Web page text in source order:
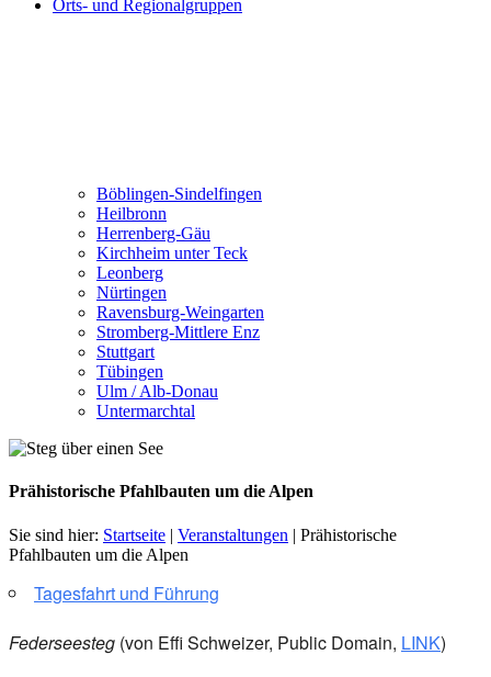
Orts- und Regionalgruppen
Böblingen-Sindelfingen
Heilbronn
Herrenberg-Gäu
Kirchheim unter Teck
Leonberg
Nürtingen
Ravensburg-Weingarten
Stromberg-Mittlere Enz
Stuttgart
Tübingen
Ulm / Alb-Donau
Untermarchtal
Prähistorische Pfahlbauten um die Alpen
Sie sind hier: Startseite | Veranstaltungen | Prähistorische
Pfahlbauten um die Alpen
Tagesfahrt und Führung
Federseesteg (von Effi Schweizer, Public Domain, LINK)